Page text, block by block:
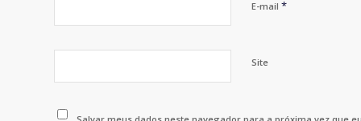
E-mail *
Site